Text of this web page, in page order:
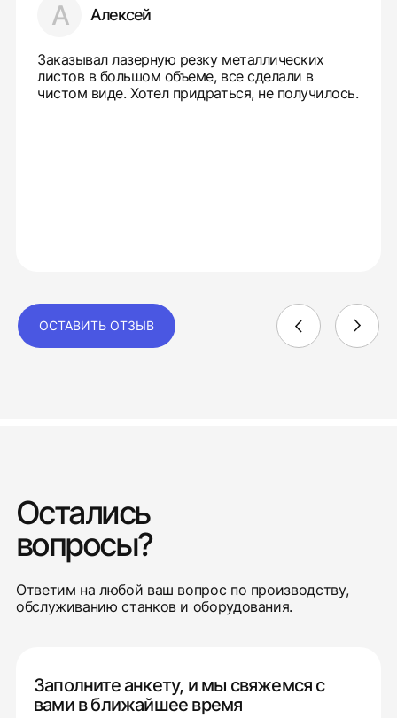
А Алексей
Заказывал лазерную резку металлических
листов в большом объеме, все сделали в
чистом виде. Хотел придраться, не получилось.
ОСТАВИТЬ ОТЗЫВ
Остались
вопросы?
Ответим на любой ваш вопрос по производству,
обслуживанию станков и оборудования.
Заполните анкету, и мы свяжемся с
вами в ближайшее время